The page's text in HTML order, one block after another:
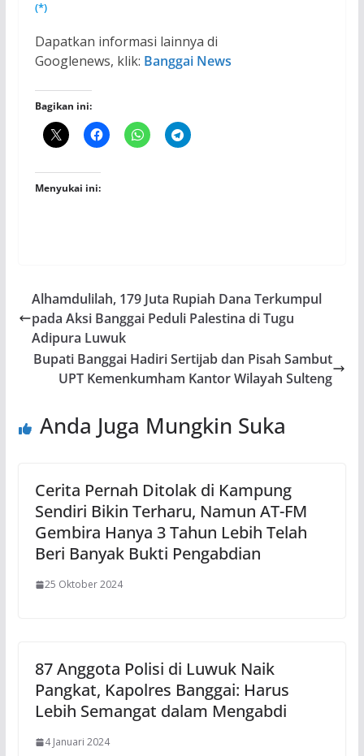
(*)
Dapatkan informasi lainnya di
Googlenews, klik: Banggai News
Bagikan ini:
Menyukai ini:
Alhamdulilah, 179 Juta Rupiah Dana Terkumpul
pada Aksi Banggai Peduli Palestina di Tugu
Adipura Luwuk
Bupati Banggai Hadiri Sertijab dan Pisah Sambut
UPT Kemenkumham Kantor Wilayah Sulteng
Anda Juga Mungkin Suka
Cerita Pernah Ditolak di Kampung
Sendiri Bikin Terharu, Namun AT-FM
Gembira Hanya 3 Tahun Lebih Telah
Beri Banyak Bukti Pengabdian
25 Oktober 2024
87 Anggota Polisi di Luwuk Naik
Pangkat, Kapolres Banggai: Harus
Lebih Semangat dalam Mengabdi
4 Januari 2024